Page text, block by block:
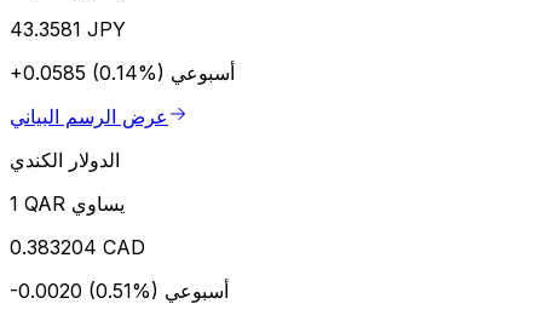
43.3581 JPY
+0.0585 (0.14%) أسبوعي
عرض الرسم البياني
الدولار الكندي
1 QAR يساوي
0.383204 CAD
-0.0020 (0.51%) أسبوعي